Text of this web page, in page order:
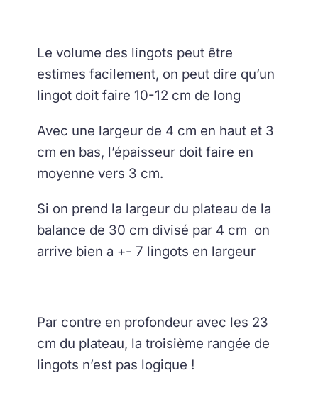
Le volume des lingots peut être
estimes facilement, on peut dire qu’un
lingot doit faire 10-12 cm de long
Avec une largeur de 4 cm en haut et 3
cm en bas, l’épaisseur doit faire en
moyenne vers 3 cm.
Si on prend la largeur du plateau de la
balance de 30 cm divisé par 4 cm on
arrive bien a +- 7 lingots en largeur
Par contre en profondeur avec les 23
cm du plateau, la troisième rangée de
lingots n’est pas logique !